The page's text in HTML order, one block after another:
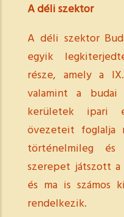
A déli szektor
A déli szektor
egyik
része, amely a
valamint a
kerületek ipari
övezeteit foglalja
történelmileg és
szerepet játszott
és ma is számos
rendelkezik.